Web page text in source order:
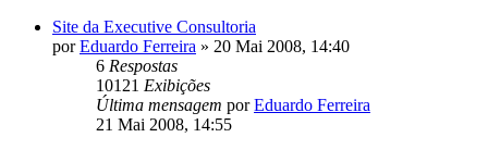
Site da Executive Consultoria
porEduardo Ferreira » 20 Mai 2008, 14:40
6 Respostas
10121 Exibições
Última mensagem porEduardo Ferreira
21 Mai 2008, 14:55